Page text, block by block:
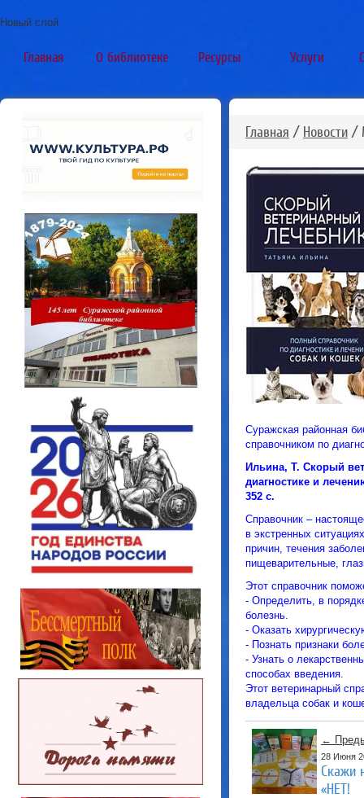
Главная О библиотеке Ресурсы Услуги
Новый слой
Главная / Новости /
Суражская районная
справочником по
Ильина, Т. Скорый
диагностике и
352 с.
Справочник –
в экстренных
причин, течения
пищеварительные,
Этот справочник
- Определить, в
болезнь.
- Оказать
- Познать признаки
- Узнать о
способах введения.
Этот ветеринарный
владельца собак и
←
28 Июня
Скажи
«НЕТ!